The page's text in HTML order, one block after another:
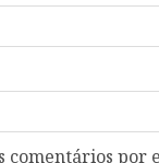
comentários por